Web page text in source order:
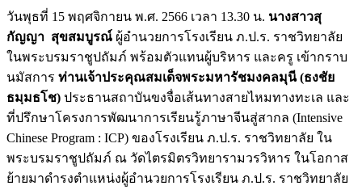
วันพุธที่ 15 พฤศจิกายน พ.ศ. 2566 เวลา 13.30 น. นางสาวสุ
กัญญา สุขสมบูรณ์ ผู้อำนวยการโรงเรียน ภ.ป.ร. ราชวิทยาลัย
ในพระบรมราชูปถัมภ์ พร้อมตัวแทนผู้บริหาร และครู เข้ากราบ
นมัสการ ท่านเจ้าประคุณสมเด็จพระมหารัชมงคลมุนี (ธงชัย
ธมฺมธโช) ประธานสถาบันขงจื่อเส้นทางสายไหมทางทะเล และ
ที่ปรึกษาโครงการพัฒนาการเรียนรู้ภาษาจีนสู่สากล (Intensive
Chinese Program : ICP) ของโรงเรียน ภ.ป.ร. ราชวิทยาลัย ใน
พระบรมราชูปถัมภ์ ณ วัดไตรมิตรวิทยารามวรวิหาร ในโอกาส
ย้ายมาดำรงตำแหน่งผู้อำนวยการโรงเรียน ภ.ป.ร. ราชวิทยาลัย